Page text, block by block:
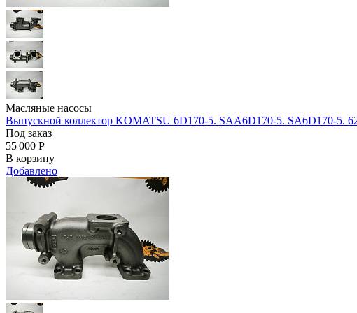
Масляные насосы
Выпускной коллектор KOMATSU 6D170-5. SAA6D170-5. SA6D170-5.
Под заказ
55 000 Р
В корзину
Добавлено